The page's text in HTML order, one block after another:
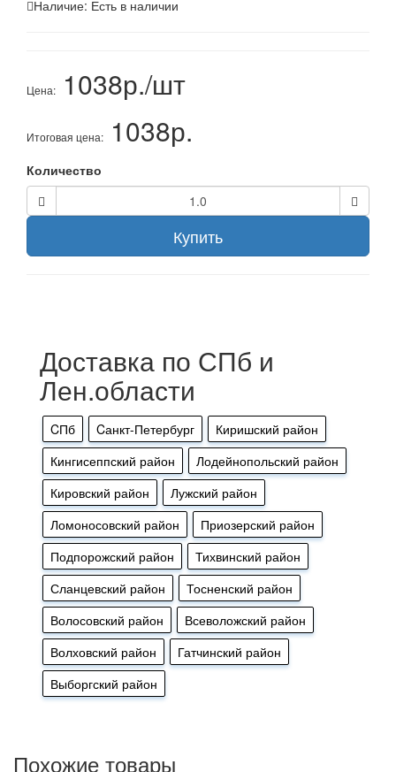
Наличие: Есть в наличии
Цена: 1038р./шт
Итоговая цена: 1038р.
Количество
Купить
Доставка по СПб и
Лен.области
CПб Cанкт-Петербург
Киришский район
Кингисеппский район
Лодейнопольский район
Кировский район
Лужский район
Ломоносовский район
Приозерский район
Подпорожский район
Тихвинский район
Сланцевский район
Тосненский район
Волосовский район
Всеволожский район
Волховский район
Гатчинский район
Выборгский район
Похожие товары